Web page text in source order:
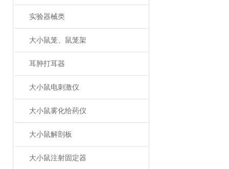
实验器械类
大小鼠笼、鼠笼架
耳肿打耳器
大小鼠电刺激仪
大小鼠雾化给药仪
大小鼠解剖板
大小鼠注射固定器